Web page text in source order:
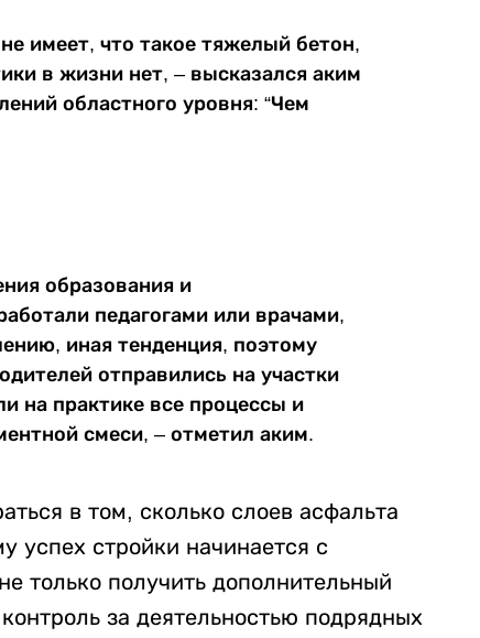
имеет, что такое тяжелый бетон,
в жизни нет, – высказался аким
областного уровня: “Чем
образования и
педагогами или врачами,
иная тенденция, поэтому
отправились на участки
на практике все процессы и
смеси, – отметил аким.
в том, сколько слоев асфальта
успех стройки начинается с
только получить дополнительный
за деятельностью подрядных